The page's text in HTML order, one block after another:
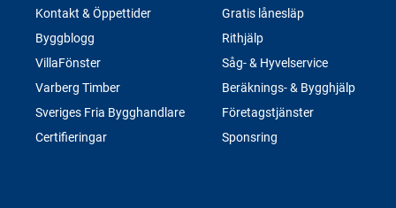
Kontakt & Öppettider
Byggblogg
VillaFönster
Varberg Timber
Sveriges Fria Bygghandlare
Certifieringar
Gratis lånesläp
Rithjälp
Såg- & Hyvelservice
Beräknings- & Bygghjälp
Företagstjänster
Sponsring